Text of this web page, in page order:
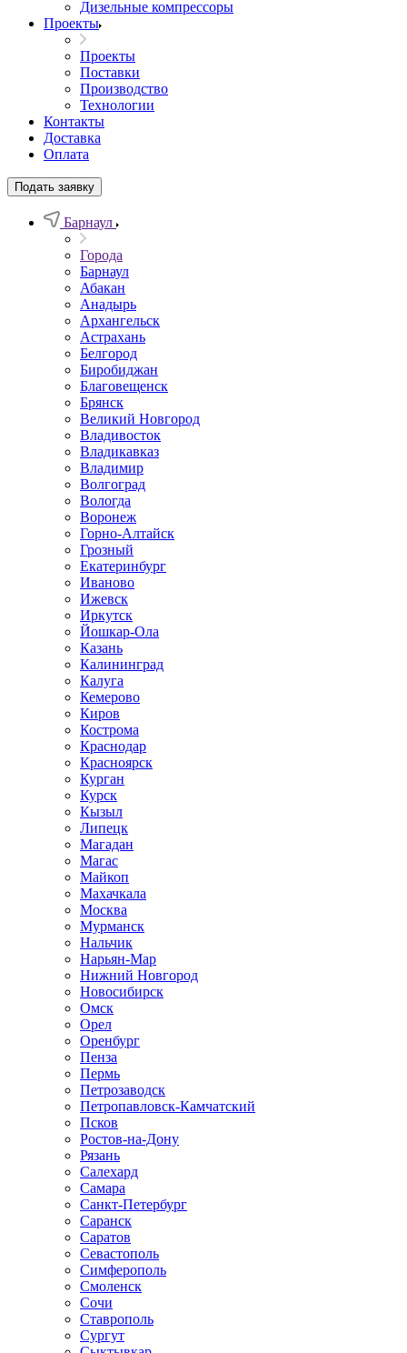
Дизельные компрессоры
Проекты
Проекты
Поставки
Производство
Технологии
Контакты
Доставка
Оплата
Подать заявку
Барнаул
Города
Барнаул
Абакан
Анадырь
Архангельск
Астрахань
Белгород
Биробиджан
Благовещенск
Брянск
Великий Новгород
Владивосток
Владикавказ
Владимир
Волгоград
Вологда
Воронеж
Горно-Алтайск
Грозный
Екатеринбург
Иваново
Ижевск
Иркутск
Йошкар-Ола
Казань
Калининград
Калуга
Кемерово
Киров
Кострома
Краснодар
Красноярск
Курган
Курск
Кызыл
Липецк
Магадан
Магас
Майкоп
Махачкала
Москва
Мурманск
Нальчик
Нарьян-Мар
Нижний Новгород
Новосибирск
Омск
Орел
Оренбург
Пенза
Пермь
Петрозаводск
Петропавловск-Камчатский
Псков
Ростов-на-Дону
Рязань
Салехард
Самара
Санкт-Петербург
Саранск
Саратов
Севастополь
Симферополь
Смоленск
Сочи
Ставрополь
Сургут